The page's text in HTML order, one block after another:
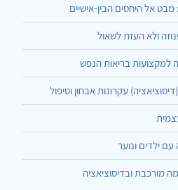
אל היחסים הבין-אישיים
ולא העזת לשאול
למקצועות בריאות הנפש
עקרונות אבחון וטיפול
ילדים ונוער
מורכבת ובדיסוציאציה